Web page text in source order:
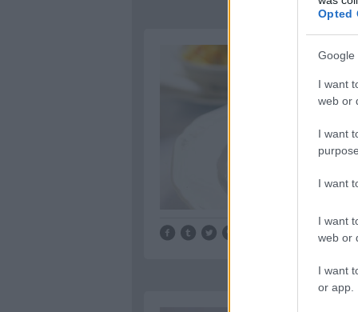
Opted
Google
I want
web or
I want
I want
I want
web or
I want
or app.